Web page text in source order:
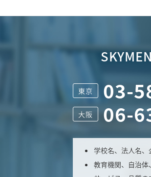
東京 03-
大阪 06-
学校名、法人名
教育機関、自治